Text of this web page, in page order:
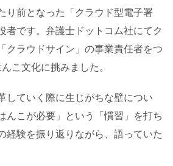
り前となった「クラウド型電子署
者です。弁護士ドットコム社にてク
クラウドサイン」の事業責任者をつ
こ文化に挑みました。
していく際に生じがちな壁につい
んこが必要」という「慣習」を打ち
経験を振り返りながら、語っていた